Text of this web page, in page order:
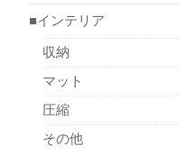
■インテリア
収納
マット
圧縮
その他